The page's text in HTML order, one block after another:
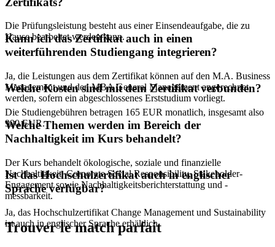
Die Prüfungsleistung besteht aus einer Einsendeaufgabe, die zu
Hause bearbeitet werden kann.
Kann ich das Zertifikat auch in einen
weiterführenden Studiengang integrieren?
Ja, die Leistungen aus dem Zertifikat können auf den M.A. Business
Management und den MBA General Management angerechnet
werden, sofern ein abgeschlossenes Erststudium vorliegt.
Welche Kosten sind mit dem Zertifikat verbunden?
Die Studiengebühren betragen 165 EUR monatlich, insgesamt also
990 EUR.
Welche Themen werden im Bereich der
Nachhaltigkeit im Kurs behandelt?
Der Kurs behandelt ökologische, soziale und finanzielle
Nachhaltigkeit, Corporate Social Responsibility, Stakeholder-
Engagement sowie Nachhaltigkeitsberichterstattung und -
messbarkeit.
Ist das Hochschulzertifikat auch in englischer
Sprache verfügbar?
Ja, das Hochschulzertifikat Change Management und Sustainability
ist auch in englischer Sprache erhältlich.
Trouver le match parfait